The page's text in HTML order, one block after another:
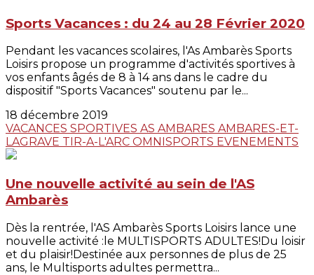
Sports Vacances : du 24 au 28 Février 2020
Pendant les vacances scolaires, l'As Ambarès Sports
Loisirs propose un programme d'activités sportives à
vos enfants âgés de 8 à 14 ans dans le cadre du
dispositif "Sports Vacances" soutenu par le...
18 décembre 2019
VACANCES SPORTIVES AS AMBARES AMBARES-ET-
LAGRAVE TIR-A-L'ARC OMNISPORTS EVENEMENTS
Une nouvelle activité au sein de l'AS
Ambarès
Dès la rentrée, l'AS Ambarès Sports Loisirs lance une
nouvelle activité :le MULTISPORTS ADULTES!Du loisir
et du plaisir!Destinée aux personnes de plus de 25
ans, le Multisports adultes permettra...